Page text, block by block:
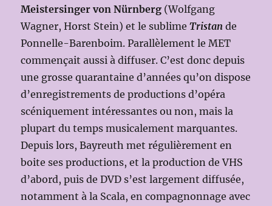
Meistersinger von Nürnberg (Wolfgang
Wagner, Horst Stein) et le sublimeTristande
Ponnelle-Barenboim. Parallèlement le MET
commençait aussi à diffuser. C’est donc depuis
une grosse quarantaine d’années qu’on dispose
d’enregistrements de productions d’opéra
scéniquement intéressantes ou non, mais la
plupart du temps musicalement marquantes.
Depuis lors, Bayreuth met régulièrement en
boite ses productions, et la production de VHS
d’abord, puis de DVD s’est largement diffusée,
notamment à la Scala, en compagnonnage avec